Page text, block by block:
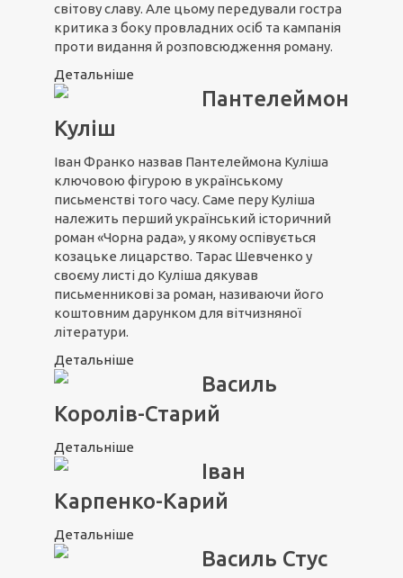
світову славу. Але цьому передували гостра
критика з боку провладних осіб та кампанія
проти видання й розповсюдження роману.
Детальніше
Пантелеймон
Куліш
Іван Франко назвав Пантелеймона Куліша
ключовою фігурою в українському
письменстві того часу. Саме перу Куліша
належить перший український історичний
роман «Чорна рада», у якому оспівується
козацьке лицарство. Тарас Шевченко у
своєму листі до Куліша дякував
письменникові за роман, називаючи його
коштовним дарунком для вітчизняної
літератури.
Детальніше
Василь
Королів-Старий
Детальніше
Іван
Карпенко-Карий
Детальніше
Василь Стус